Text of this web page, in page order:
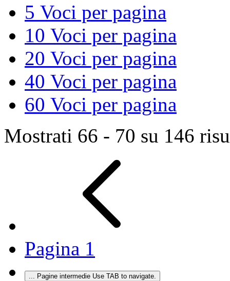
5 Voci per pagina
10 Voci per pagina
20 Voci per pagina
40 Voci per pagina
60 Voci per pagina
Mostrati 66 - 70 su 146
Pagina 1
Pagine intermedie Use TAB to navigate.